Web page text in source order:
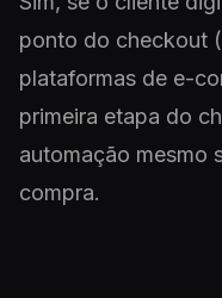
ponto do checkout
plataformas de e-
primeira etapa do
automação mesmo
compra.